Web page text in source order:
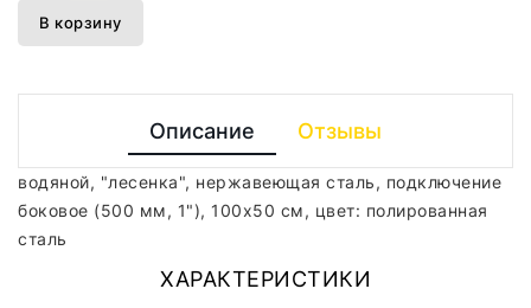
В корзину
Описание Отзывы
водяной, "лесенка", нержавеющая сталь, подключение
боковое (500 мм, 1"), 100x50 см, цвет: полированная
сталь
ХАРАКТЕРИСТИКИ